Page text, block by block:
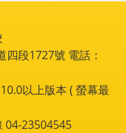
段1727號 電話：
以上版本 ( 螢幕最
04-23504545